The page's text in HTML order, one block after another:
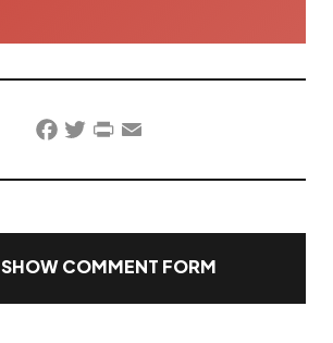
Facebook
TwitterPrintFriendly
Email
SHOW COMMENT FORM